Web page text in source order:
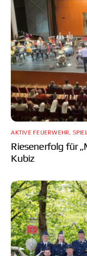
AKTIVE FEUERWEHR,
Riesenerfolg für
Kubiz